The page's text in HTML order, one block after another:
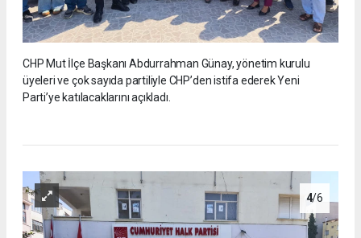
CHP Mut İlçe Başkanı Abdurrahman Günay, yönetim kurulu
üyeleri ve çok sayıda partiliyle CHP’den istifa ederek Yeni
Parti’ye katılacaklarını açıkladı.
4/6